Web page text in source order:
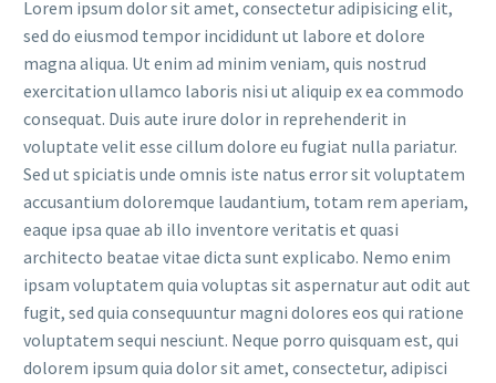
Lorem ipsum dolor sit amet, consectetur adipisicing elit,
sed do eiusmod tempor incididunt ut labore et dolore
magna aliqua. Ut enim ad minim veniam, quis nostrud
exercitation ullamco laboris nisi ut aliquip ex ea commodo
consequat. Duis aute irure dolor in reprehenderit in
voluptate velit esse cillum dolore eu fugiat nulla pariatur.
Sed ut spiciatis unde omnis iste natus error sit voluptatem
accusantium doloremque laudantium, totam rem aperiam,
eaque ipsa quae ab illo inventore veritatis et quasi
architecto beatae vitae dicta sunt explicabo. Nemo enim
ipsam voluptatem quia voluptas sit aspernatur aut odit aut
fugit, sed quia consequuntur magni dolores eos qui ratione
voluptatem sequi nesciunt. Neque porro quisquam est, qui
dolorem ipsum quia dolor sit amet, consectetur, adipisci